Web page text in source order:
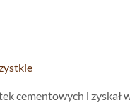
cementowych i zyskał